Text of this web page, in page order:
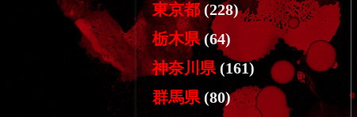
東京都(228)
栃木県(64)
神奈川県 (161)
群馬県 (80)